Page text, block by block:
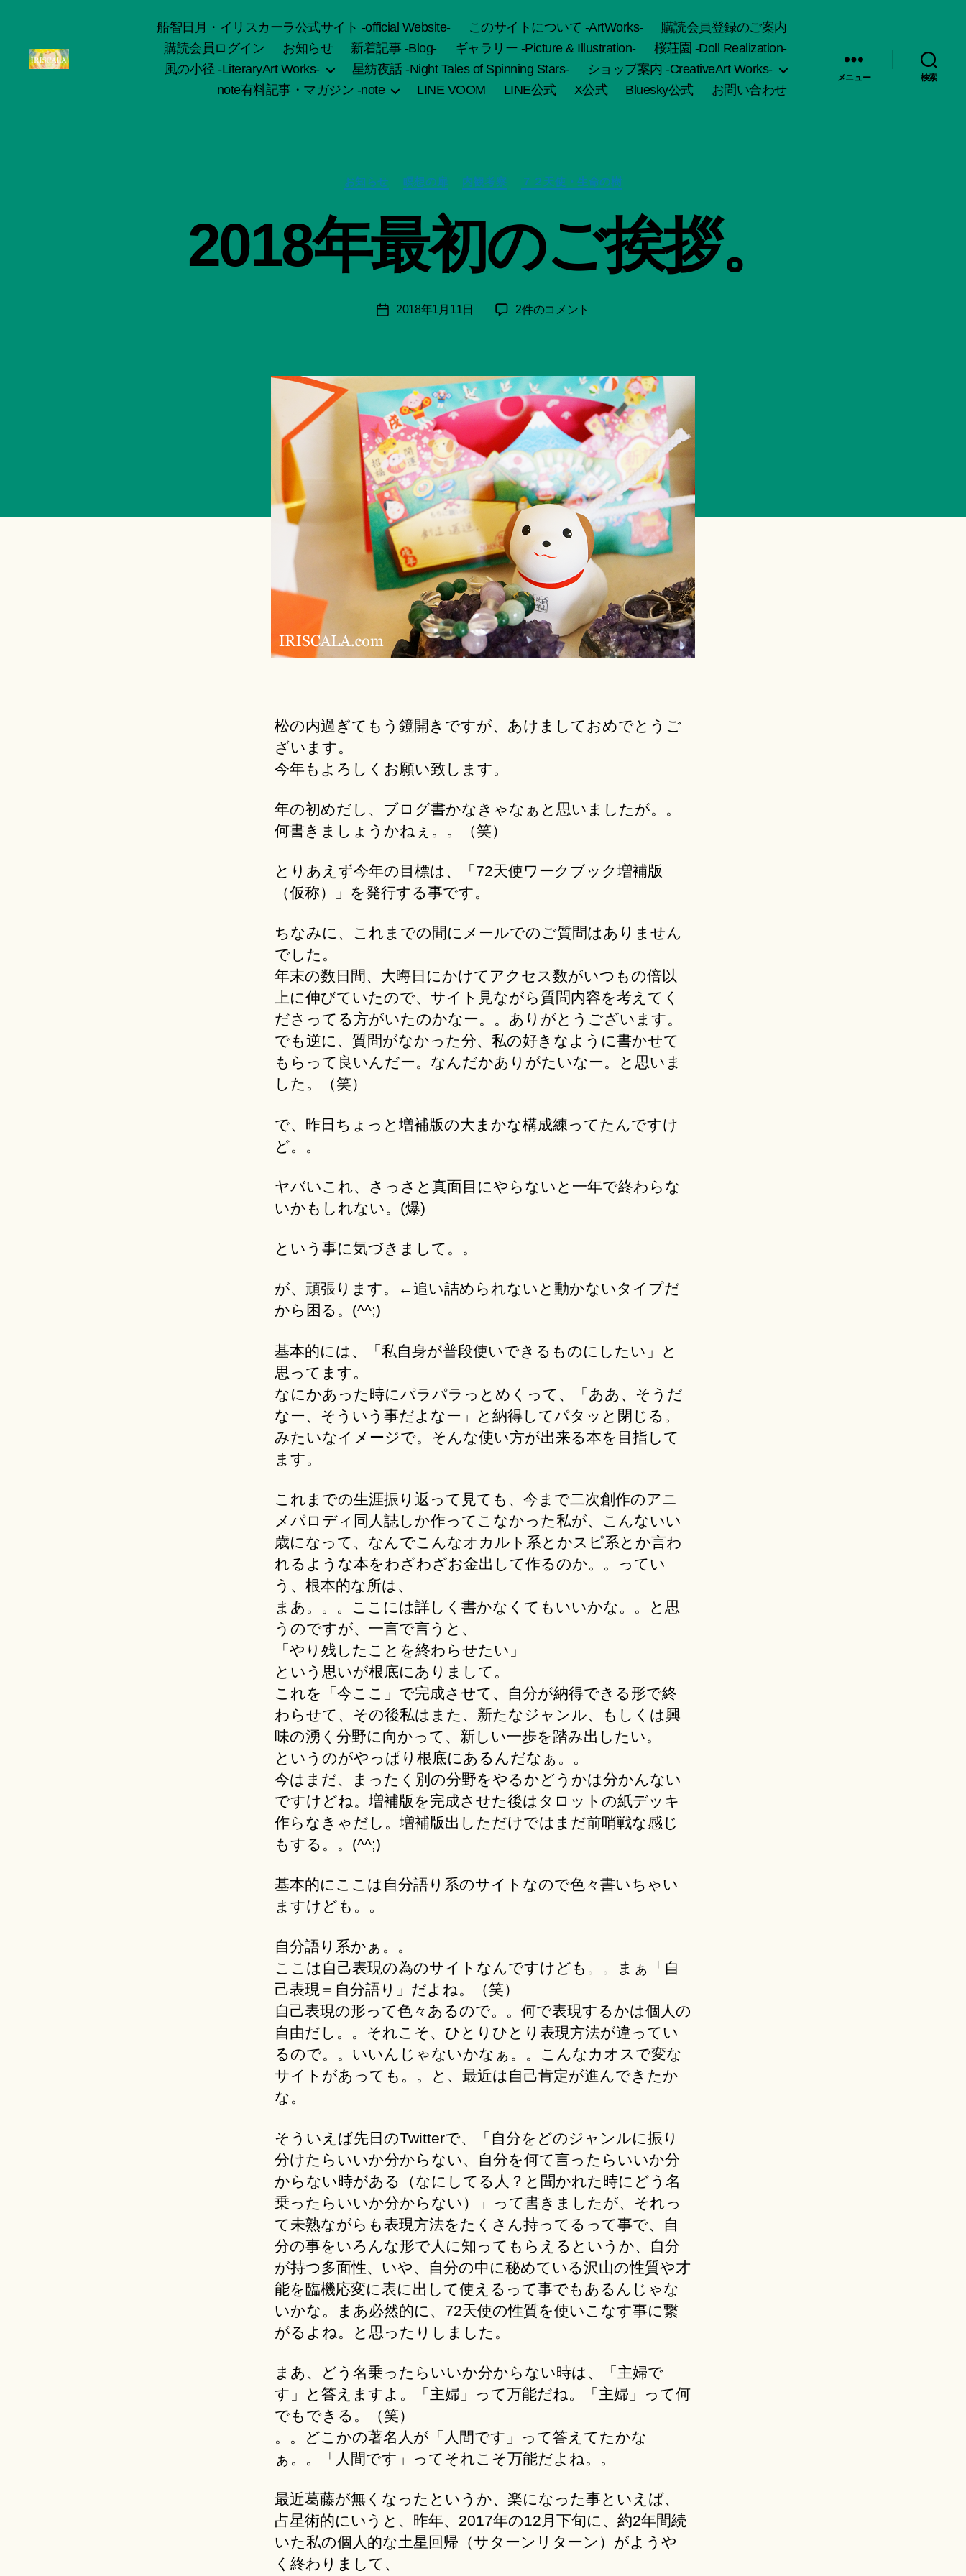
船智日月・イリスカーラ公式サイト -official Website- このサイトについて -ArtWorks-
購読会員登録のご案内
購読会員ログイン
お知らせ 新着記事 -Blog- ギャラリー -Picture & Illustration-
桜荘園 -Doll Realization-
風の小径 -LiteraryArt Works-
星紡夜話 -Night Tales of Spinning Stars-
ショップ案内 -CreativeArt Works-
note有料記事・マガジン -note
LINE VOOM LINE公式 X公式 Bluesky公式 お問い合わせ
メニュー 検索
カ
テ
リ
ー
お知らせ 瞑想の扉 内観考察 ７２天使・生命の樹
2018年最初のご挨拶。
投
稿
智
日
月
Hi
ts
u
ki
＊
投
2018年1月11日
2018
の
ご
挨
拶。
へ
の
2件のコメント
松の内過ぎてもう鏡開きですが、あけましておめでとうご
ざいます。
今年もよろしくお願い致します。
年の初めだし、ブログ書かなきゃなぁと思いましたが。。
何書きましょうかねぇ。。（笑）
とりあえず今年の目標は、「72天使ワークブック増補版
（仮称）」を発行する事です。
ちなみに、これまでの間にメールでのご質問はありません
でした。
年末の数日間、大晦日にかけてアクセス数がいつもの倍以
上に伸びていたので、サイト見ながら質問内容を考えてく
ださってる方がいたのかなー。。ありがとうございます。
でも逆に、質問がなかった分、私の好きなように書かせて
もらって良いんだー。なんだかありがたいなー。と思いま
した。（笑）
で、昨日ちょっと増補版の大まかな構成練ってたんですけ
ど。。
ヤバいこれ、さっさと真面目にやらないと一年で終わらな
いかもしれない。(爆)
という事に気づきまして。。
が、頑張ります。←追い詰められないと動かないタイプだ
から困る。(^^;)
基本的には、「私自身が普段使いできるものにしたい」と
思ってます。
なにかあった時にパラパラっとめくって、「ああ、そうだ
なー、そういう事だよなー」と納得してパタッと閉じる。
みたいなイメージで。そんな使い方が出来る本を目指して
ます。
これまでの生涯振り返って見ても、今まで二次創作のアニ
メパロディ同人誌しか作ってこなかった私が、こんないい
歳になって、なんでこんなオカルト系とかスピ系とか言わ
れるような本をわざわざお金出して作るのか。。ってい
う、根本的な所は、
まあ。。。ここには詳しく書かなくてもいいかな。。と思
うのですが、一言で言うと、
「やり残したことを終わらせたい」
という思いが根底にありまして。
これを「今ここ」で完成させて、自分が納得できる形で終
わらせて、その後私はまた、新たなジャンル、もしくは興
味の湧く分野に向かって、新しい一歩を踏み出したい。
というのがやっぱり根底にあるんだなぁ。。
今はまだ、まったく別の分野をやるかどうかは分かんない
ですけどね。増補版を完成させた後はタロットの紙デッキ
作らなきゃだし。増補版出しただけではまだ前哨戦な感じ
もする。。(^^;)
基本的にここは自分語り系のサイトなので色々書いちゃい
ますけども。。
自分語り系かぁ。。
ここは自己表現の為のサイトなんですけども。。まぁ「自
己表現＝自分語り」だよね。（笑）
自己表現の形って色々あるので。。何で表現するかは個人の
自由だし。。それこそ、ひとりひとり表現方法が違ってい
るので。。いいんじゃないかなぁ。。こんなカオスで変な
サイトがあっても。。と、最近は自己肯定が進んできたか
な。
そういえば先日のTwitterで、「自分をどのジャンルに振り
分けたらいいか分からない、自分を何て言ったらいいか分
からない時がある（なにしてる人？と聞かれた時にどう名
乗ったらいいか分からない）」って書きましたが、それっ
て未熟ながらも表現方法をたくさん持ってるって事で、自
分の事をいろんな形で人に知ってもらえるというか、自分
が持つ多面性、いや、自分の中に秘めている沢山の性質や才
能を臨機応変に表に出して使えるって事でもあるんじゃな
いかな。まあ必然的に、72天使の性質を使いこなす事に繋
がるよね。と思ったりしました。
まあ、どう名乗ったらいいか分からない時は、「主婦で
す」と答えますよ。「主婦」って万能だね。「主婦」って何
でもできる。（笑）
。。どこかの著名人が「人間です」って答えてたかな
ぁ。。「人間です」ってそれこそ万能だよね。。
最近葛藤が無くなったというか、楽になった事といえば、
占星術的にいうと、昨年、2017年の12月下旬に、約2年間続
いた私の個人的な土星回帰（サターンリターン）がようや
く終わりまして、